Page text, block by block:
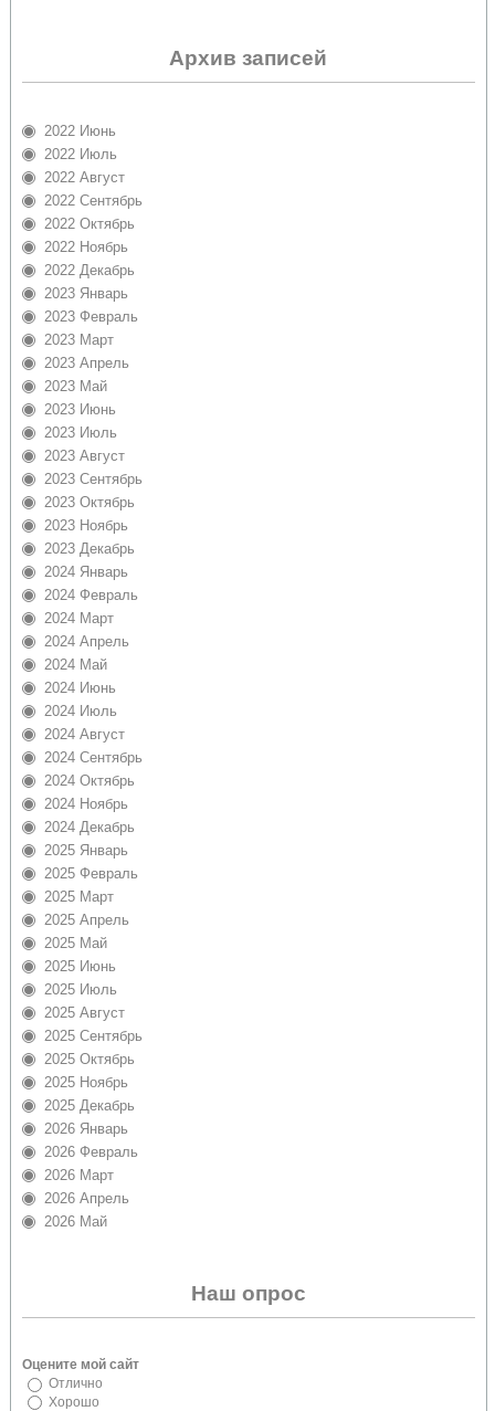
Архив записей
2022 Июнь
2022 Июль
2022 Август
2022 Сентябрь
2022 Октябрь
2022 Ноябрь
2022 Декабрь
2023 Январь
2023 Февраль
2023 Март
2023 Апрель
2023 Май
2023 Июнь
2023 Июль
2023 Август
2023 Сентябрь
2023 Октябрь
2023 Ноябрь
2023 Декабрь
2024 Январь
2024 Февраль
2024 Март
2024 Апрель
2024 Май
2024 Июнь
2024 Июль
2024 Август
2024 Сентябрь
2024 Октябрь
2024 Ноябрь
2024 Декабрь
2025 Январь
2025 Февраль
2025 Март
2025 Апрель
2025 Май
2025 Июнь
2025 Июль
2025 Август
2025 Сентябрь
2025 Октябрь
2025 Ноябрь
2025 Декабрь
2026 Январь
2026 Февраль
2026 Март
2026 Апрель
2026 Май
Наш опрос
Оцените мой сайт
Отлично
Хорошо